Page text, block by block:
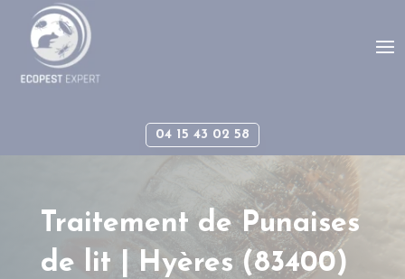
04 15 43 02 58
Traitement de Punaises
de lit | Hyères (83400)
Panneau de gestion des cookies